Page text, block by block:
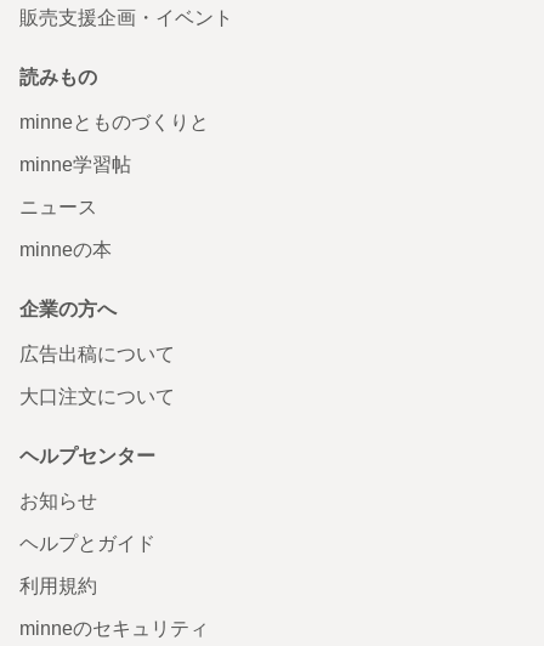
販売支援企画・イベント
読みもの
minneとものづくりと
minne学習帖
ニュース
minneの本
企業の方へ
広告出稿について
大口注文について
ヘルプセンター
お知らせ
ヘルプとガイド
利用規約
minneのセキュリティ